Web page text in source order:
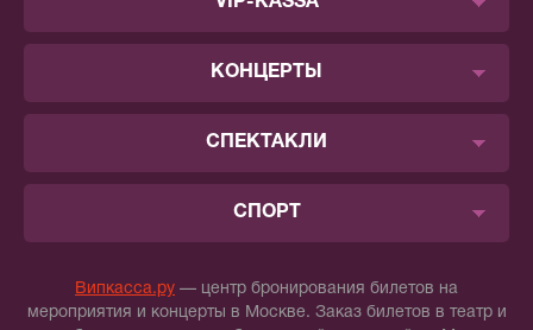
КОНЦЕРТЫ
СПЕКТАКЛИ
СПОРТ
Випкасса.ру — центр бронирования билетов на
мероприятия и концерты в Москве. Заказ билетов в театр и